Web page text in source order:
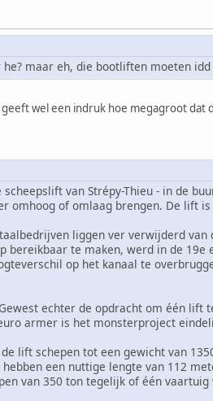
maar eh, die bootliften moeten
wel een indruk hoe megagroot dat
van Strépy-Thieu - in de
omhoog of omlaag brengen. De lift
liggen ver verwijderd
bereikbaar te maken, werd in de
op het kanaal te
echter de opdracht om één
armer is het monsterproject
lift schepen tot een gewicht van
een nuttige lengte van 112
van 350 ton tegelijk of één